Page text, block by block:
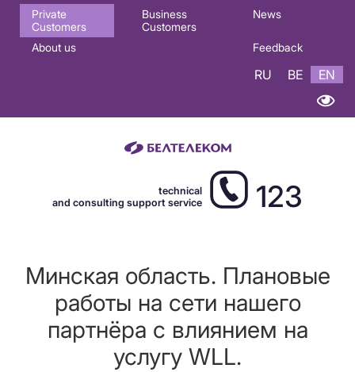
Основная
навигация
Private
Customers
Business
Customers
News
About us Feedback
RU BE EN
technical
and consulting support service
123
Минская область. Плановые
работы на сети нашего
партнёра с влиянием на
услугу WLL.